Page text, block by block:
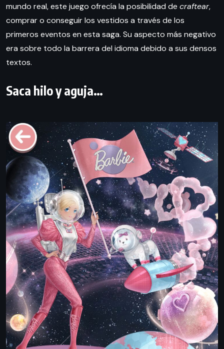
mundo real, este juego ofrecía la posibilidad de craftear,
comprar o conseguir los vestidos a través de los
primeros eventos en esta saga. Su aspecto más negativo
era sobre todo la barrera del idioma debido a sus densos
textos.
Saca hilo y aguja…